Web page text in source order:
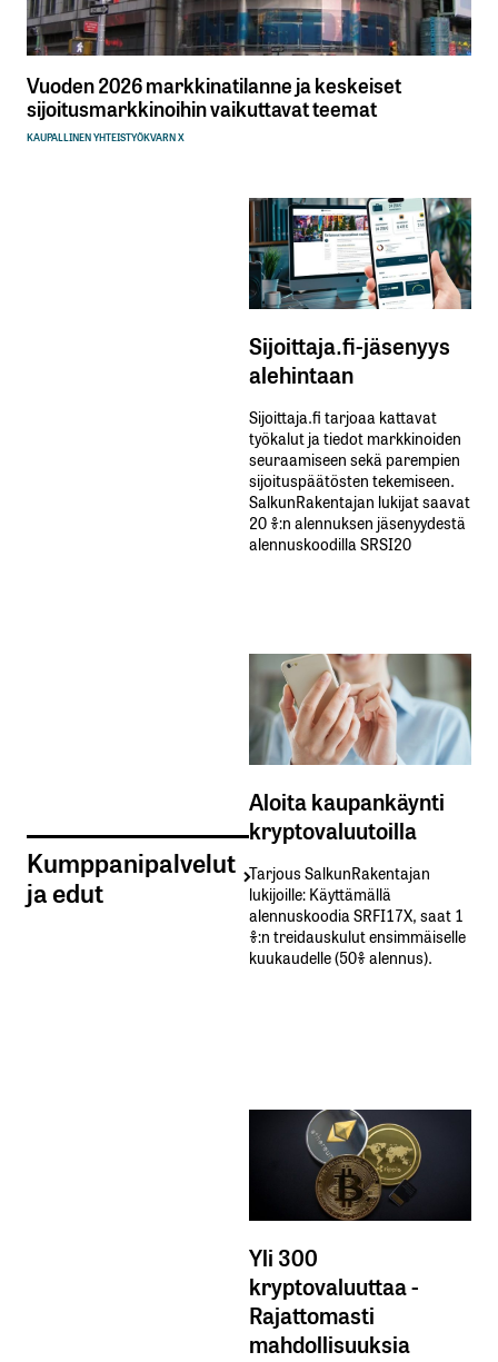
Vuoden 2026 markkinatilanne ja keskeiset
sijoitusmarkkinoihin vaikuttavat teemat
KAUPALLINEN YHTEISTYÖKVARN X
Kumppanipalvelut
ja edut
Sijoittaja.fi-jäsenyys
alehintaan
Sijoittaja.fi tarjoaa kattavat
työkalut ja tiedot markkinoiden
seuraamiseen sekä parempien
sijoituspäätösten tekemiseen.
SalkunRakentajan lukijat saavat
20 %:n alennuksen jäsenyydestä
alennuskoodilla SRSI20
Aloita kaupankäynti
kryptovaluutoilla
Tarjous SalkunRakentajan
lukijoille: Käyttämällä​ ​
alennuskoodia​ ​SRFI17X,​ ​saat​ ​1
%:n treidauskulut​ ​ensimmäiselle​ ​
kuukaudelle​ ​(50%​ ​alennus).
Yli 300
kryptovaluuttaa -
Rajattomasti
mahdollisuuksia